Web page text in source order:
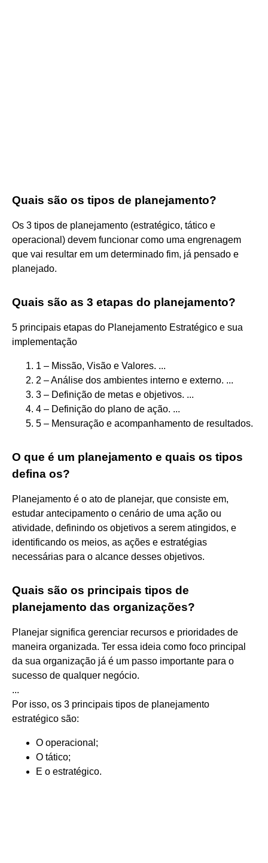
Quais são os tipos de planejamento?
Os 3 tipos de planejamento (estratégico, tático e
operacional) devem funcionar como uma engrenagem
que vai resultar em um determinado fim, já pensado e
planejado.
Quais são as 3 etapas do planejamento?
5 principais etapas do Planejamento Estratégico e sua
implementação
1 – Missão, Visão e Valores. ...
2 – Análise dos ambientes interno e externo. ...
3 – Definição de metas e objetivos. ...
4 – Definição do plano de ação. ...
5 – Mensuração e acompanhamento de resultados.
O que é um planejamento e quais os tipos
defina os?
Planejamento é o ato de planejar, que consiste em,
estudar antecipamento o cenário de uma ação ou
atividade, definindo os objetivos a serem atingidos, e
identificando os meios, as ações e estratégias
necessárias para o alcance desses objetivos.
Quais são os principais tipos de
planejamento das organizações?
Planejar significa gerenciar recursos e prioridades de
maneira organizada. Ter essa ideia como foco principal
da sua organização já é um passo importante para o
sucesso de qualquer negócio.
...
Por isso, os 3 principais tipos de planejamento
estratégico são:
O operacional;
O tático;
E o estratégico.